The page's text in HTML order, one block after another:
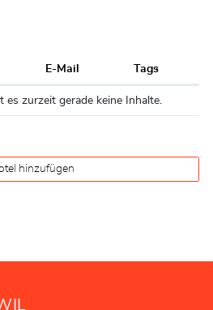
E-Mail Tags
es zurzeit gerade keine Inhalte.
hinzufügen